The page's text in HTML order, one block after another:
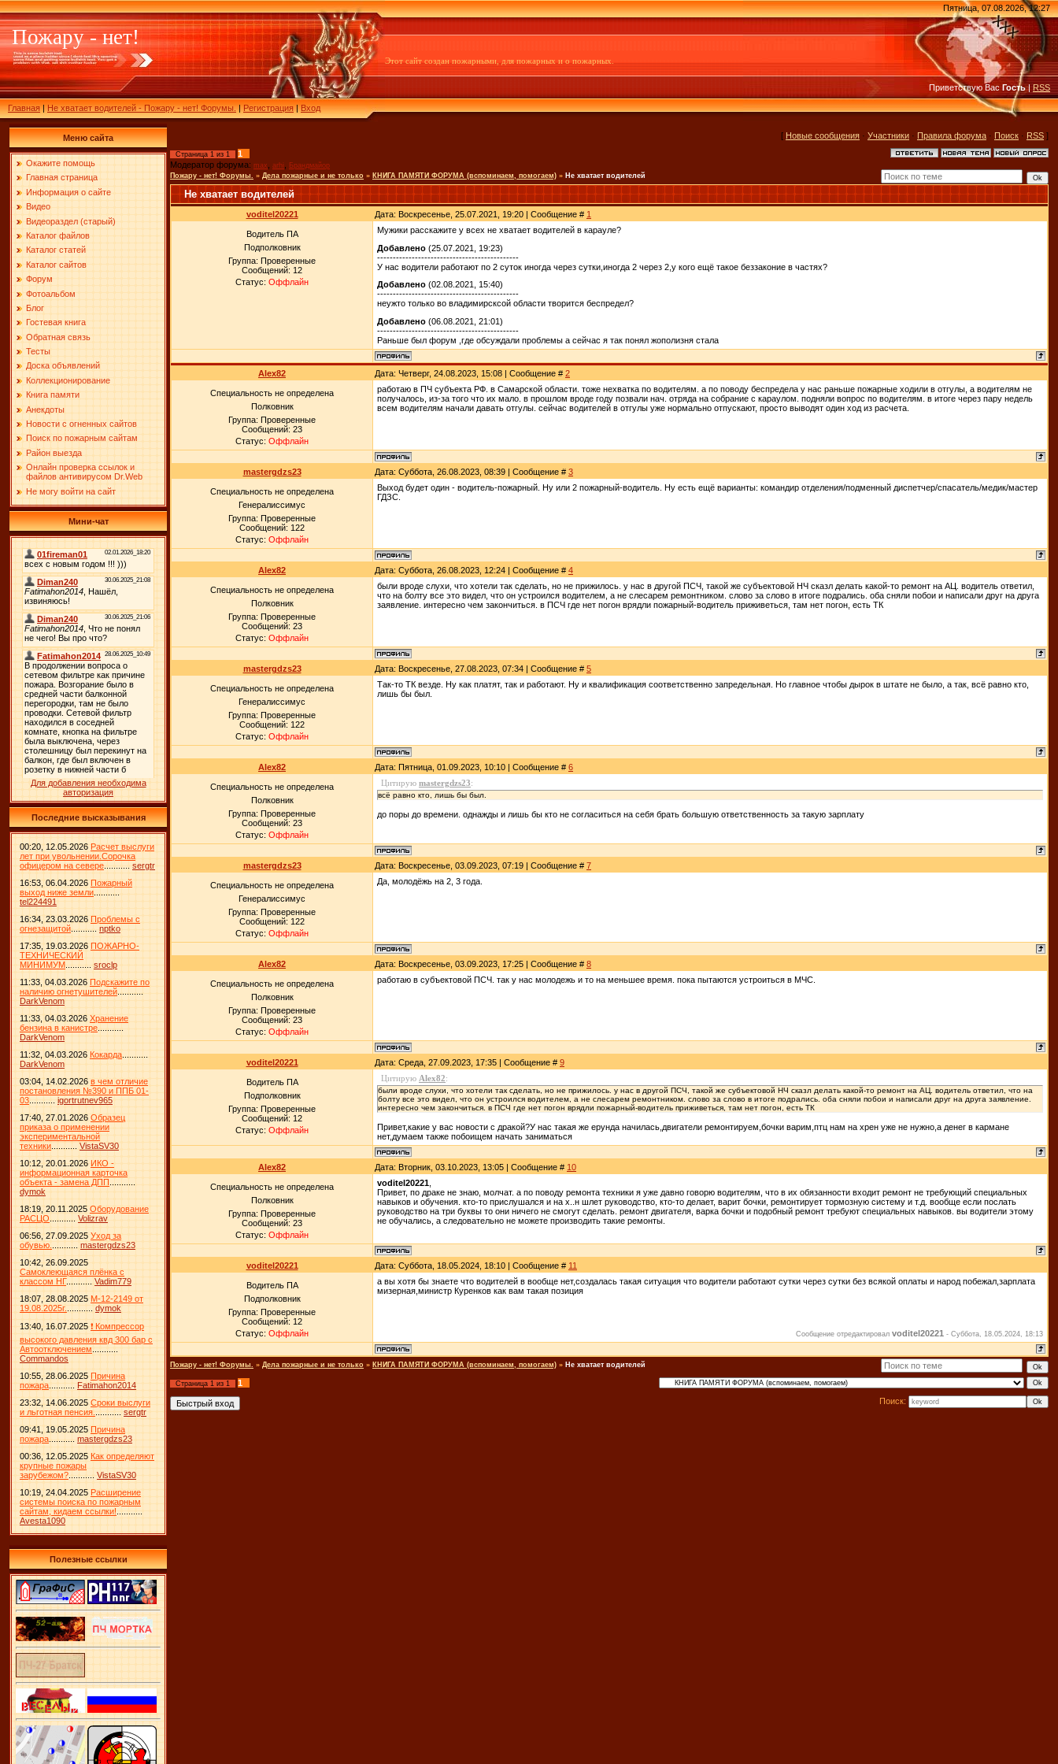
Пожару - нет!
Главная|Не хватает водителей - Пожару - нет! Форумы.|Регистрация|Вход
Этот сайт создан пожарными, для пожарных и о пожарных.
Пятница, 07.08.2026, 12:27
Приветствую Вас Гость|RSS
Меню сайта
Окажите помощь
Главная страница
Информация о сайте
Видео
Видеораздел (старый)
Каталог файлов
Каталог статей
Каталог сайтов
Форум
Фотоальбом
Блог
Гостевая книга
Обратная связь
Тесты
Доска объявлений
Коллекционирование
Книга памяти
Анекдоты
Новости с огненных сайтов
Поиск по пожарным сайтам
Район выезда
Онлайн проверка ссылок и
файлов антивирусом Dr.Web
Не могу войти на сайт
Мини-чат
Для добавления необходима
авторизация
Последние высказывания
00:20, 12.05.2026 Расчет выслуги
лет при увольнении.Сорочка
офицером на севере
sergtr
16:53, 06.04.2026 Пожарный
выход ниже земли
tel224491
16:34, 23.03.2026 Проблемы с
огнезащитой
nptko
17:35, 19.03.2026 ПОЖАРНО-
ТЕХНИЧЕСКИЙ
МИНИМУМ
sroclp
11:33, 04.03.2026 Подскажите по
наличию огнетушителей
DarkVenom
11:33, 04.03.2026 Хранение
бензина в канистре
DarkVenom
11:32, 04.03.2026 Кокарда
DarkVenom
03:04, 14.02.2026 в чем отличие
постановления №390 и ППБ 01-
03
igortrutnev965
17:40, 27.01.2026 Образец
приказа о применении
экспериментальной
техники
VistaSV30
10:12, 20.01.2026 ИКО -
информационная карточка
объекта - замена ДПП
dymok
18:19, 20.11.2025 Оборудование
РАСЦО
Volizrav
06:56, 27.09.2025 Уход за
обувью.
mastergdzs23
10:42, 26.09.2025
Самоклеющаяся плёнка с
классом НГ...........
Vadim779
18:07, 28.08.2025 М-12-2149 от
19.08.2025г.
dymok
13:40, 16.07.2025 ❗ Компрессор
высокого давления квд 300 бар с
Автоотключением
Commandos
10:55, 28.06.2025 Причина
пожара
Fatimahon2014
23:32, 14.06.2025 Сроки выслуги
и льготная пенсия.
sergtr
09:41, 19.05.2025 Причина
пожара
mastergdzs23
00:36, 12.05.2025 Как определяют
крупные пожары
зарубежом?
VistaSV30
10:19, 24.04.2025 Расширение
системы поиска по пожарным
сайтам, кидаем ссылки!
Avesta1090
Полезные ссылки
[ Новые сообщения · Участники · Правила форума · Поиск · RSS ]
Страница 1 из 1
1
Модератор форума: max arhi
Брандмайор
Пожару - нет! Форумы. » Дела пожарные и не только » КНИГА ПАМЯТИ ФОРУМА (вспоминаем, помогаем) » Не хватает водителей
Не хватает водителей
voditel20221 Дата: Воскресенье, 25.07.2021, 19:20 | Сообщение # 1
Водитель ПА
Подполковник
Группа: Проверенные
Сообщений: 12
Статус: Оффлайн
Мужики расскажите у всех не хватает водителей в карауле?
Добавлено (25.07.2021, 19:23)
---------------------------------------------
У нас водители работают по 2 суток иногда через сутки,иногда 2 через 2,у кого ещё такое беззаконие в частях?
Добавлено (02.08.2021, 15:40)
---------------------------------------------
неужто только во владимирсксой области творится беспредел?
Добавлено (06.08.2021, 21:01)
---------------------------------------------
Раньше был форум ,где обсуждали проблемы а сейчас я так понял жополизня стала
Alex82 Дата: Четверг, 24.08.2023, 15:08 | Сообщение # 2
Специальность не определена
Полковник
Группа: Проверенные
Сообщений: 23
Статус: Оффлайн
работаю в ПЧ субъекта РФ. в Самарской области. тоже нехватка по водителям. а по поводу беспредела у нас раньше пожарные ходили в отгулы, а водителям не
получалось, из-за того что их мало. в прошлом вроде году позвали нач. отряда на собрание с караулом. подняли вопрос по водителям. в итоге через пару недель
всем водителям начали давать отгулы. сейчас водителей в отгулы уже нормально отпускают, просто выводят один ход из расчета.
mastergdzs23 Дата: Суббота, 26.08.2023, 08:39 | Сообщение # 3
Специальность не определена
Генералиссимус
Группа: Проверенные
Сообщений: 122
Статус: Оффлайн
Выход будет один - водитель-пожарный. Ну или 2 пожарный-водитель. Ну есть ещё варианты: командир отделения/подменный диспетчер/спасатель/медик/мастер
ГДЗС.
Alex82 Дата: Суббота, 26.08.2023, 12:24 | Сообщение # 4
Специальность не определена
Полковник
Группа: Проверенные
Сообщений: 23
Статус: Оффлайн
были вроде слухи, что хотели так сделать, но не прижилось. у нас в другой ПСЧ, такой же субъектовой НЧ сказл делать какой-то ремонт на АЦ. водитель ответил,
что на болту все это видел, что он устроился водителем, а не слесарем ремонтником. слово за слово в итоге подрались. оба сняли побои и написали друг на друга
заявление. интересно чем закончиться. в ПСЧ где нет погон врядли пожарный-водитель приживеться, там нет погон, есть ТК
mastergdzs23 Дата: Воскресенье, 27.08.2023, 07:34 | Сообщение # 5
Специальность не определена
Генералиссимус
Группа: Проверенные
Сообщений: 122
Статус: Оффлайн
Так-то ТК везде. Ну как платят, так и работают. Ну и квалификация соответственно запредельная. Но главное чтобы дырок в штате не было, а так, всё равно кто,
лишь бы был.
Alex82 Дата: Пятница, 01.09.2023, 10:10 | Сообщение # 6
Специальность не определена
Полковник
Группа: Проверенные
Сообщений: 23
Статус: Оффлайн
Цитирую mastergdzs23:
всё равно кто, лишь бы был.
до поры до времени. однажды и лишь бы кто не согласиться на себя брать большую ответственность за такую зарплату
mastergdzs23 Дата: Воскресенье, 03.09.2023, 07:19 | Сообщение # 7
Специальность не определена
Генералиссимус
Группа: Проверенные
Сообщений: 122
Статус: Оффлайн
Да, молодёжь на 2, 3 года.
Alex82 Дата: Воскресенье, 03.09.2023, 17:25 | Сообщение # 8
Специальность не определена
Полковник
Группа: Проверенные
Сообщений: 23
Статус: Оффлайн
работаю в субъектовой ПСЧ. так у нас молодежь и то на меньшее время. пока пытаются устроиться в МЧС.
voditel20221 Дата: Среда, 27.09.2023, 17:35 | Сообщение # 9
Водитель ПА
Подполковник
Группа: Проверенные
Сообщений: 12
Статус: Оффлайн
Цитирую Alex82:
были вроде слухи, что хотели так сделать, но не прижилось. у нас в другой ПСЧ, такой же субъектовой НЧ сказл делать какой-то ремонт на АЦ. водитель ответил, что на
болту все это видел, что он устроился водителем, а не слесарем ремонтником. слово за слово в итоге подрались. оба сняли побои и написали друг на друга заявление.
интересно чем закончиться. в ПСЧ где нет погон врядли пожарный-водитель приживеться, там нет погон, есть ТК
Привет,какие у вас новости с дракой?У нас такая же ерунда начилась,двигатели ремонтируем,бочки варим,птц нам на хрен уже не нужно,а денег в кармане
нет,думаем также побоищем начать заниматься
Alex82 Дата: Вторник, 03.10.2023, 13:05 | Сообщение # 10
Специальность не определена
Полковник
Группа: Проверенные
Сообщений: 23
Статус: Оффлайн
voditel20221
Привет, по драке не знаю, молчат. а по поводу ремонта техники я уже давно говорю водителям, что в их обязанности входит ремонт не требующий специальных
навыков и обучения. кто-то прислушался и на х..н шлет руководство, кто-то делает, варит бочки, ремонтирует тормозную систему и т.д. вообще если послать
руководство на три буквы то они ничего не смогут сделать. ремонт двигателя, варка бочки и подобный ремонт требуют специальных навыков. вы водители этому
не обучались, а следовательно не можете производить такие ремонты.
voditel20221 Дата: Суббота, 18.05.2024, 18:10 | Сообщение # 11
Водитель ПА
Подполковник
Группа: Проверенные
Сообщений: 12
Статус: Оффлайн
а вы хотя бы знаете что водителей в вообще нет,создалась такая ситуация что водители работают сутки через сутки без всякой оплаты и народ побежал,зарплата
мизерная,министр Куренков как вам такая позиция
Сообщение отредактировал voditel20221 - Суббота, 18.05.2024, 18:13
Пожару - нет! Форумы. » Дела пожарные и не только » КНИГА ПАМЯТИ ФОРУМА (вспоминаем, помогаем) » Не хватает водителей
Страница 1 из 1
1
Поиск: